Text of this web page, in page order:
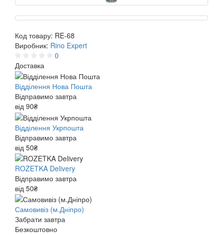
Код товару: RE-68
Виробник: Rino Expert
0
Доставка
Відділення Нова Пошта
Відправимо завтра
від 90₴
Відділення Укрпошта
Відправимо завтра
від 50₴
ROZETKA Delivery
Відправимо завтра
від 50₴
Самовивіз (м.Дніпро)
Забрати завтра
Безкоштовно